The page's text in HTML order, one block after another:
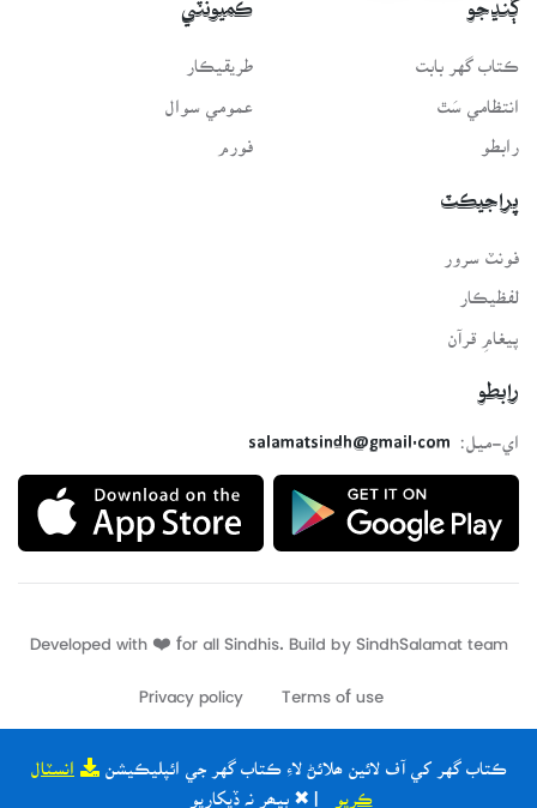
ڪتاب گهر کي آف لائين ھلائڻ لاءِ ڪتاب گهر جي ائپليڪيشن انسٽال
| ✖ ٻيھر نہ ڏيکاريو
ڳنڍجو
ڪتاب گهر بابت
انتظامي سَٿ
رابطو
ڪميونٽي
طريقيڪار
عمومي سوال
فورم
پراجيڪٽ
لفظيڪار
پيغامِ قرآن
رابطو
اي-ميل:
salamatsindh@gmail.com
Developed with ❤️ for all Sindhis. Build by
Terms of use